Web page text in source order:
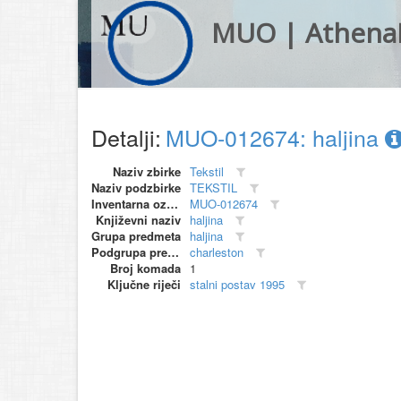
MUO |
Detalji: MUO-012674: haljina
Naziv zbirke Tekstil
Naziv podzbirke TEKSTIL
Inventarna oznaka
MUO-012674
Književni naziv haljina
Grupa predmeta haljina
Podgrupa predmeta
charleston
Broj komada 1
Ključne riječi stalni postav 1995